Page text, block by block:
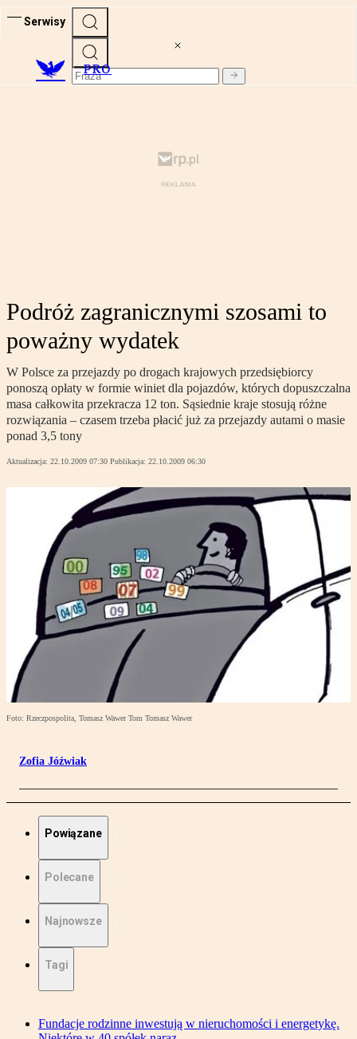
Serwisy
PRO
Podróż zagranicznymi szosami to
poważny wydatek
W Polsce za przejazdy po drogach krajowych przedsiębiorcy
ponoszą opłaty w formie winiet dla pojazdów, których dopuszczalna
masa całkowita przekracza 12 ton. Sąsiednie kraje stosują różne
rozwiązania – czasem trzeba płacić już za przejazdy autami o masie
ponad 3,5 tony
Aktualizacja: 22.10.2009 07:30 Publikacja: 22.10.2009 06:30
Foto: Rzeczpospolita, Tomasz Wawer Tom Tomasz Wawer
Zofia Jóźwiak
Powiązane
Polecane
Najnowsze
Tagi
Fundacje rodzinne inwestują w nieruchomości i energetykę.